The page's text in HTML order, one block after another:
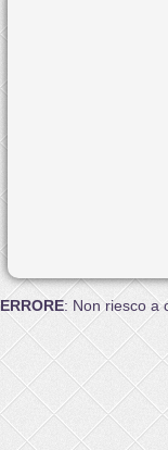
ERRORE: Non riesco a